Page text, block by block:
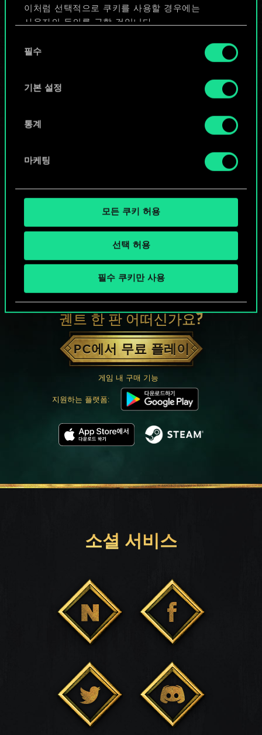
이처럼 선택적으로 쿠키를 사용할 경우에는
사용자의 동의를 구할 것입니다.
쿠키 사용에 관한 세부 사항이나 관련 설정은 아래의
필수
기본 설정
통계
마케팅
모든 쿠키 허용
선택 허용
필수 쿠키만 사용
덱 편집
궨트 한 판 어떠신가요?
PC에서 무료 플레이
게임 내 구매 기능
지원하는 플랫폼:
소셜 서비스